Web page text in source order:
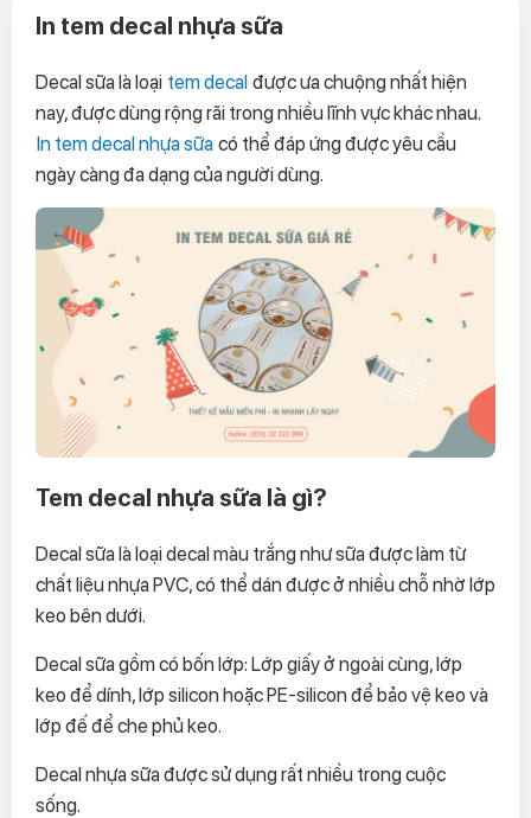
In tem decal nhựa sữa
Decal sữa là loại tem decal được ưa chuộng nhất hiện
nay, được dùng rộng rãi trong nhiều lĩnh vực khác nhau.
In tem decal nhựa sữa có thể đáp ứng được yêu cầu
ngày càng đa dạng của người dùng.
Tem decal nhựa sữa là gì?
Decal sữa là loại decal màu trắng như sữa được làm từ
chất liệu nhựa PVC, có thể dán được ở nhiều chỗ nhờ lớp
keo bên dưới.
Decal sữa gồm có bốn lớp: Lớp giấy ở ngoài cùng, lớp
keo để dính, lớp silicon hoặc PE-silicon để bảo vệ keo và
lớp đế để che phủ keo.
Decal nhựa sữa được sử dụng rất nhiều trong cuộc
sống.